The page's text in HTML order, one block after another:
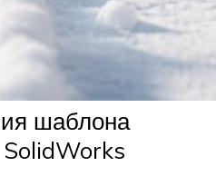
шаблона